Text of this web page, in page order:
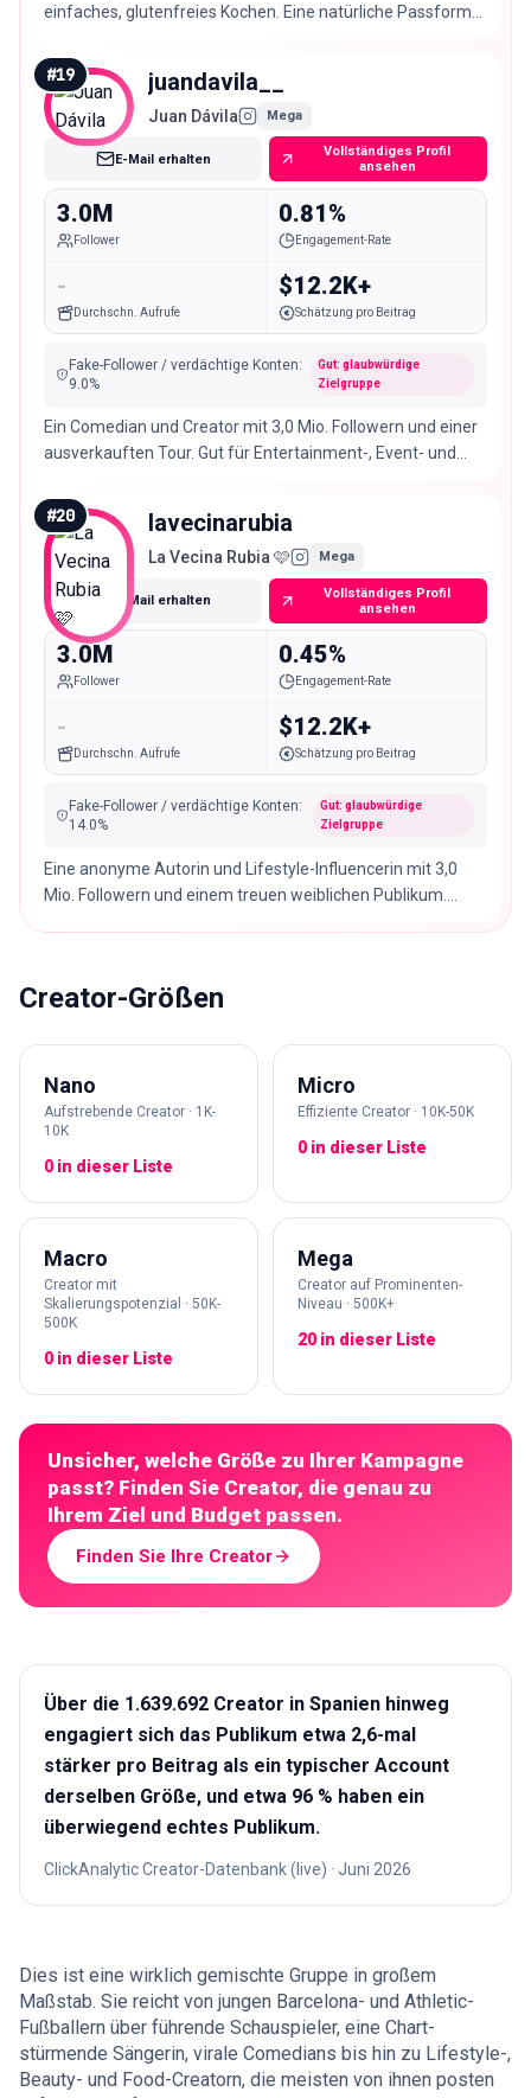
einfaches, glutenfreies Kochen. Eine natürliche Passform
#19 juandavila__
Juan Dávila Mega
E-Mail erhalten
Vollständiges Profil
ansehen
3.0M
Follower
0.81%
Engagement-Rate
-
Durchschn. Aufrufe
$12.2K+
Schätzung pro Beitrag
Fake-Follower / verdächtige Konten:
9.0%
Gut: glaubwürdige
Zielgruppe
Ein Comedian und Creator mit 3,0 Mio. Followern und einer
ausverkauften Tour. Gut für Entertainment-, Event- und
#20 lavecinarubia
La Vecina Rubia 🩷 Mega
E-Mail erhalten
Vollständiges Profil
ansehen
3.0M
Follower
0.45%
Engagement-Rate
-
Durchschn. Aufrufe
$12.2K+
Schätzung pro Beitrag
Fake-Follower / verdächtige Konten:
14.0%
Gut: glaubwürdige
Zielgruppe
Eine anonyme Autorin und Lifestyle-Influencerin mit 3,0
Mio. Followern und einem treuen weiblichen Publikum.
Creator-Größen
Nano
Aufstrebende Creator · 1K-
10K
0 in dieser Liste
Micro
Effiziente Creator · 10K-50K
0 in dieser Liste
Macro
Creator mit
Skalierungspotenzial · 50K-
500K
0 in dieser Liste
Mega
Creator auf Prominenten-
Niveau · 500K+
20 in dieser Liste
Unsicher, welche Größe zu Ihrer Kampagne
passt? Finden Sie Creator, die genau zu
Ihrem Ziel und Budget passen.
Finden Sie Ihre Creator
Über die 1.639.692 Creator in Spanien hinweg
engagiert sich das Publikum etwa 2,6-mal
stärker pro Beitrag als ein typischer Account
derselben Größe, und etwa 96 % haben ein
überwiegend echtes Publikum.
ClickAnalytic Creator-Datenbank (live) · Juni 2026
Dies ist eine wirklich gemischte Gruppe in großem
Maßstab. Sie reicht von jungen Barcelona- und Athletic-
Fußballern über führende Schauspieler, eine Chart-
stürmende Sängerin, virale Comedians bis hin zu Lifestyle-,
Beauty- und Food-Creatorn, die meisten von ihnen posten